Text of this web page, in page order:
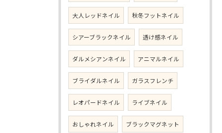
大人レッドネイル 秋冬フットネイル
シアーブラックネイル 透け感ネイル
ダルメシアンネイル アニマルネイル
ブライダルネイル ガラスフレンチ
レオパードネイル ライブネイル
おしゃれネイル ブラックマグネット